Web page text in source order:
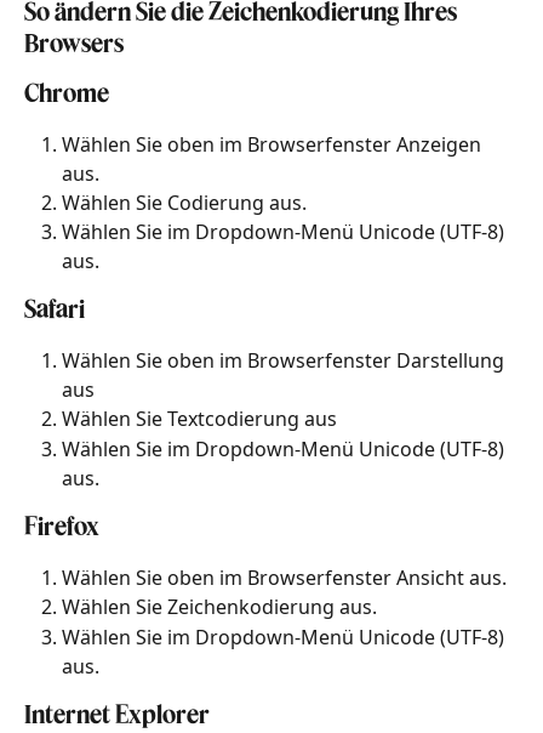
So ändern Sie die Zeichenkodierung Ihres
Browsers
Chrome
Wählen Sie oben im Browserfenster Anzeigen
aus.
Wählen Sie Codierung aus.
Wählen Sie im Dropdown-Menü Unicode (UTF-8)
aus.
Safari
Wählen Sie oben im Browserfenster Darstellung
aus
Wählen Sie Textcodierung aus
Wählen Sie im Dropdown-Menü Unicode (UTF-8)
aus.
Firefox
Wählen Sie oben im Browserfenster Ansicht aus.
Wählen Sie Zeichenkodierung aus.
Wählen Sie im Dropdown-Menü Unicode (UTF-8)
aus.
Internet Explorer